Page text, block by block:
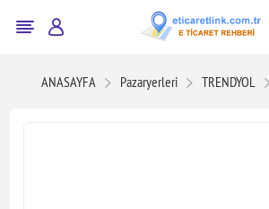
ANASAYFA Pazaryerleri TRENDYOL